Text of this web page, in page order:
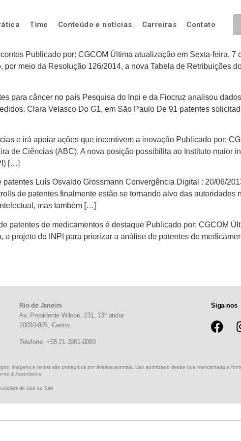
Time Conteúdo e notícias Carreiras Contato
Publicado por: CGCOM Última atualização em Sexta-feira,
meio da Resolução 126/2014, a nova Tabela de Retribuições
para câncer no país Pesquisa do Inpi e da Fiocruz analisou
Clara Velasco Do G1, em São Paulo De 91 patentes
e irá apoiar ações que incentivem a inovação Publicado por:
de Ciências (ABC). A nova posição possibilita ao Instituto maior
[…]
Luís Osvaldo Grossmann Convergência Digital : 20/06/
de patentes finalmente estão se tornando alvo das
mas também […]
patentes de medicamentos é destaque Publicado por: CGCOM
projeto do INPI para priorizar a análise de patentes de
Rio de Janeiro
Av. Presidente Wilson, 231, 13º andar
20030-905, Centro.
Telefone: +55 21 3981-0080
Siga-nos
imagens e textos são protegidos por direitos autorais. Uso autorizado desde que mencionada a
& Associados
de Uso do Site